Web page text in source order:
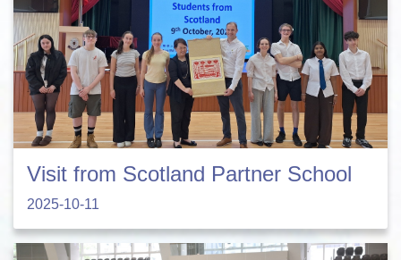
Visit from Scotland Partner School
2025-10-11